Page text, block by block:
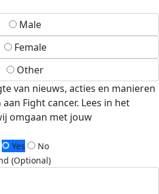
Male
Female
Other
van nieuws, acties en manieren
Fight cancer. Lees in het
omgaan met jouw
Yes
No
(Optional)